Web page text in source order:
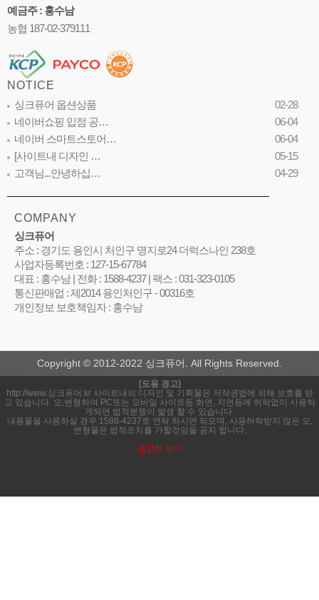
예금주 : 홍수남
농협 187-02-379111
NOTICE
싱크퓨어 옵션상품
02-28
네이버쇼핑 입점 공…
06-04
네이버 스마트스토어…
06-04
[사이트내 디자인 …
05-15
고객님...안녕하십…
04-29
COMPANY
싱크퓨어
주소 : 경기도 용인시 처인구 명지로24 더럭스나인 238호
사업자등록번호 : 127-15-67784
대표 : 홍수남 | 전화 : 1588-4237 | 팩스 : 031-323-0105
통신판매업 : 제2014 용인처인구 - 00316호
개인정보 보호책임자 : 홍수남
Copyright © 2012-2022 싱크퓨어. All Rights Reserved.
[도용 경고]
http://www.싱크퓨어.kr 사이트내의 디자인 및 기획물은 저작권법에 의해 보호를 받
고 있습니다. 오,변형하여 PC또는 모바일 사이트등 화면, 지면등에 허락없이 사용하
게되면 법적분쟁이 발생 할 수 있습니다.
내용물을 사용하실 경우 1588-4237로 연락 하시면 되오며, 사용허락받지 않은 오,
변형물은 법적조치를 가할것임을 공지 합니다.
경고문 보기